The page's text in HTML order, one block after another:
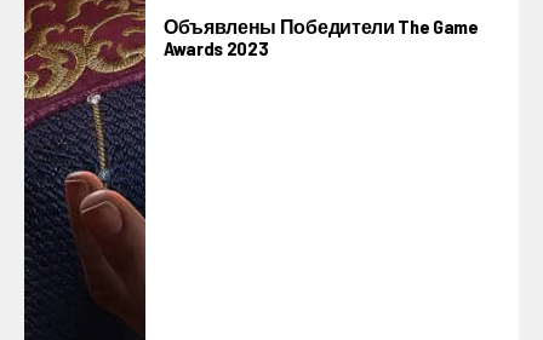
Объявлены Победители The Game
Awards 2023